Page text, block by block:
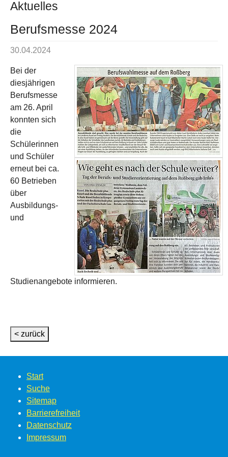
Aktuelles
Berufsmesse 2024
30.04.2024
Bei der
diesjährigen
Berufsmesse
am 26. April
konnten sich
die
Schülerinnen
und Schüler
erneut bei ca.
60 Betrieben
über
Ausbildungs-
und
Studienangebote informieren.
< zurück
Start
Suche
Sitemap
Barrierefreiheit
Datenschutz
Impressum